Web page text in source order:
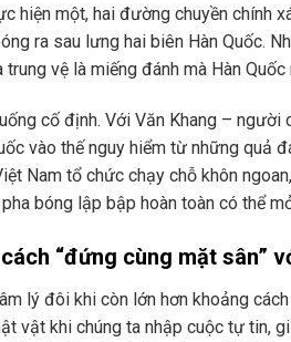
hiện một, hai đường chuyền chính
ra sau lưng hai biên Hàn Quốc.
vệ là miếng đánh mà Hàn
cố định. Với Văn Khang –
vào thế nguy hiểm từ những quả
Nam tổ chức chạy chỗ khôn
bóng lập bập hoàn toàn có thể
“đứng cùng mặt sân”
lý đôi khi còn lớn hơn khoảng
vật khi chúng ta nhập cuộc tự tin,